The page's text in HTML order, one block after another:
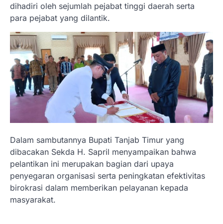
dihadiri oleh sejumlah pejabat tinggi daerah serta
para pejabat yang dilantik.
Dalam sambutannya Bupati Tanjab Timur yang
dibacakan Sekda H. Sapril menyampaikan bahwa
pelantikan ini merupakan bagian dari upaya
penyegaran organisasi serta peningkatan efektivitas
birokrasi dalam memberikan pelayanan kepada
masyarakat.